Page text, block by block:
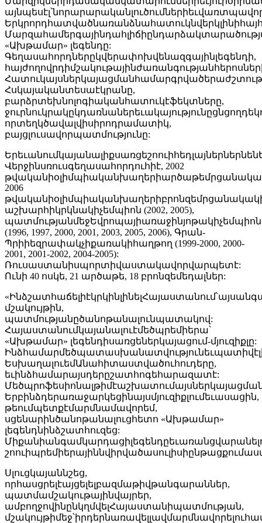
«Ախթամար» լեգենդը:
Գեղասահորդներըկվերափոխվենազգայինլեգենդի,
Հսկայականտեսաէկրանը,
բարձրտեխնոլոգիականհատուկէֆեկտները,
որտեղկծավալվիսիրոդրամատիկ,
բայցլուսավորպատմությունը:
Վերջինսռուսգեղասահորդուհիէ, 2002
2006
աշխարհիկրկնակիչեմպիոն (2002, 2005),
(1996, 1997, 2000, 2001, 2003, 2005, 2006), Գրան-
Պրիիեզրափակչիքառակիհաղթող (1999-2000, 2000-
2001, 2001-2002, 2004-2005):
Ռուսաստանիսպորտիվաստակավորվարպետէ:
Ունի 40 ոսկե, 21 արծաթե, 18 բրոնզեմեդալներ:
մշակույթին,
պատմությանըծանոթանալունպատակով:
Հայաստանումկայանալուէմեծպրեմիերա՝
«Ախթամար» լեգենդիսառցեներկայացում-մյուզիքլը:
ԵսխաղալուեմԱնահիտաստվածուհուդերը,
եւինձհամարայսդերըշատհոգեհարազատէ:
Երբինձդերառաջարկեցինայսմյուզիքլումեւասացին,
թեումպետքէմարմնամավորեմ,
սցենարինծանոթանալուցհետո «Ախթամար»
լեգենդնինձշատհուզեց:
Սլուցկայաննշեց,
որհասցրելէայցելելբազմաթիվթանգարաններ,
պատմամշակութայինվայրեր,
ամբողջովինընկղմվելՀայաստանիպատմության,